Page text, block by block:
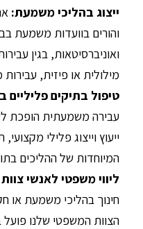
ייצוג בהליכי משמעת:
והורים בוועדות משמעת
ואוניברסיטאות, בגין
מילולית או פיזית,
טיפול בתיקים פליליים
עבירה משמעתית הופכת
ייעוץ וייצוג פלילי
המיוחדות של ההליכים
ליווי משפטי לאנשי צוות
חינוך בהליכי משמעת או
הצוות המשפטי שלנו